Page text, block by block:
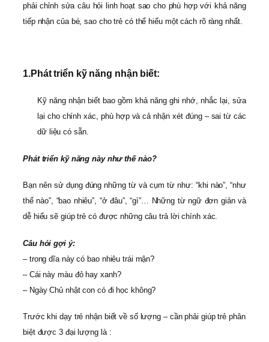
phải chỉnh sửa câu hỏi linh hoạt sao cho phù hợp với khả năng
tiếp nhận của bé, sao cho trẻ có thể hiểu một cách rõ ràng nhất.
1.Phát triển kỹ năng nhận biết:
Kỹ năng nhận biết bao gồm khả năng ghi nhớ, nhắc lại, sửa
lại cho chính xác, phù hợp và cả nhận xét đúng – sai từ các
dữ liệu có sẵn.
Phát triển kỹ năng này như thế nào?
Bạn nên sử dụng đúng những từ và cụm từ như: “khi nào”, “như
thế nào”, “bao nhiêu”, “ở đâu”, “gì”… Những từ ngữ đơn giản và
dễ hiểu sẽ giúp trẻ có được những câu trả lời chính xác.
Câu hỏi gợi ý:
– trong dĩa này có bao nhiêu trái mận?
– Cái này màu đỏ hay xanh?
– Ngày Chủ nhật con có đi học không?
Trước khi dạy trẻ nhận biết về số lượng – cần phải giúp trẻ phân
biệt được 3 đại lượng là :